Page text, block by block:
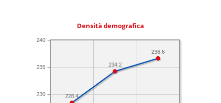
Densità demografica
230
235
240
236.6
234.2
228.4